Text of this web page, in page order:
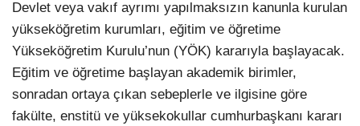
Devlet veya vakıf ayrımı yapılmaksızın kanunla kurulan
yükseköğretim kurumları, eğitim ve öğretime
Yükseköğretim Kurulu’nun (YÖK) kararıyla başlayacak.
Eğitim ve öğretime başlayan akademik birimler,
sonradan ortaya çıkan sebeplerle ve ilgisine göre
fakülte, enstitü ve yüksekokullar cumhurbaşkanı kararı